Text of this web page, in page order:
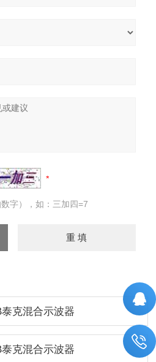
字），如：三加四=7
泰克混合示波器
泰克混合示波器